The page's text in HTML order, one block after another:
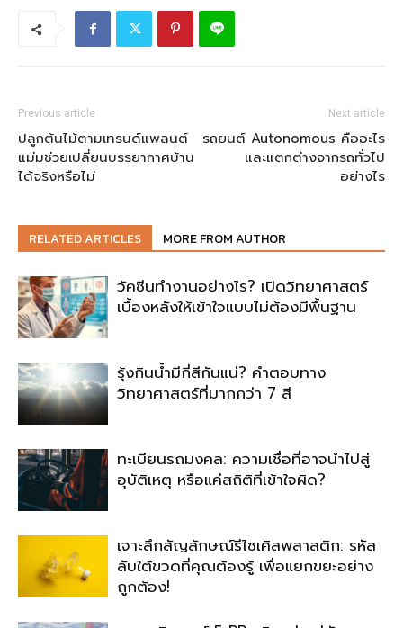
Previous article
ปลูกต้นไม้ตามเทรนด์แพลนต์
แม่มช่วยเปลี่ยนบรรยากาศบ้าน
ได้จริงหรือไม่
Next article
รถยนต์ Autonomous คืออะไร
และแตกต่างจากรถทั่วไป
อย่างไร
RELATED ARTICLES MORE FROM AUTHOR
วัคซีนทำงานอย่างไร? เปิดวิทยาศาสตร์
เบื้องหลังให้เข้าใจแบบไม่ต้องมีพื้นฐาน
รุ้งกินน้ำมีกี่สีกันแน่? คำตอบทาง
วิทยาศาสตร์ที่มากกว่า 7 สี
ทะเบียนรถมงคล: ความเชื่อที่อาจนำไปสู่
อุบัติเหตุ หรือแค่สถิติที่เข้าใจผิด?
เจาะลึกสัญลักษณ์รีไซเคิลพลาสติก: รหัส
ลับใต้ขวดที่คุณต้องรู้ เพื่อแยกขยะอย่าง
ถูกต้อง!